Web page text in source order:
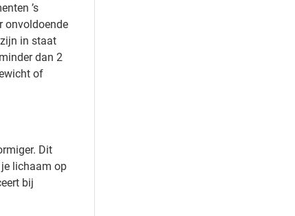
’s
onvoldoende
in staat
dan 2
of
Dit
lichaam op
bij